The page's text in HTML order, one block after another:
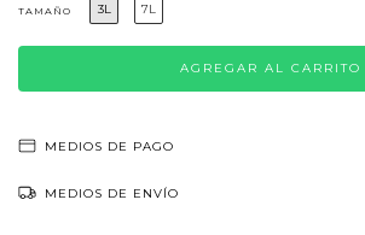
TAMAÑO 3L 7L
MEDIOS DE PAGO
MEDIOS DE ENVÍO